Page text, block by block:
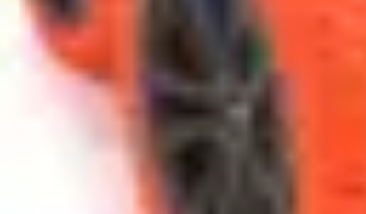
Amour et Cœurs
Relations Amoureuses
Symbolique et Rituels
Amour et Cœurs